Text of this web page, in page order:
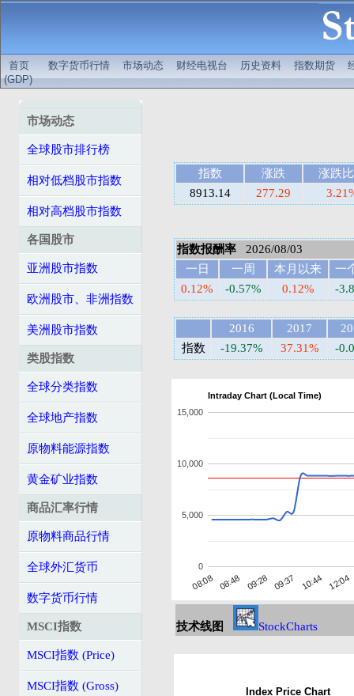
首页 数字货币行情 市场动态 财经电视台 历史资料 指数期货
(GDP)
市场动态
全球股市排行榜
相对低档股市指数
相对高档股市指数
各国股市
亚洲股市指数
欧洲股市、非洲指数
美洲股市指数
类股指数
全球分类指数
全球地产指数
原物料能源指数
黄金矿业指数
商品汇率行情
原物料商品行情
全球外汇货币
数字货币行情
MSCI指数
MSCI指数 (Price)
MSCI指数 (Gross)
指数 涨跌
涨跌
8913.14
277.29
指数报酬率 2026/08/03
一日
一周 本月以来
一
0.12%
-0.57% 0.12% -
2016 2017
指数
-19.37% 37.31% -
Intraday Chart (Local Time)
08:08 08:48 09:28 09:37 10:44 12:04
0
5,000
10,000
15,000
技术线图 StockCharts
Index Price Chart